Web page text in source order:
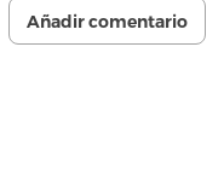
Añadir comentario